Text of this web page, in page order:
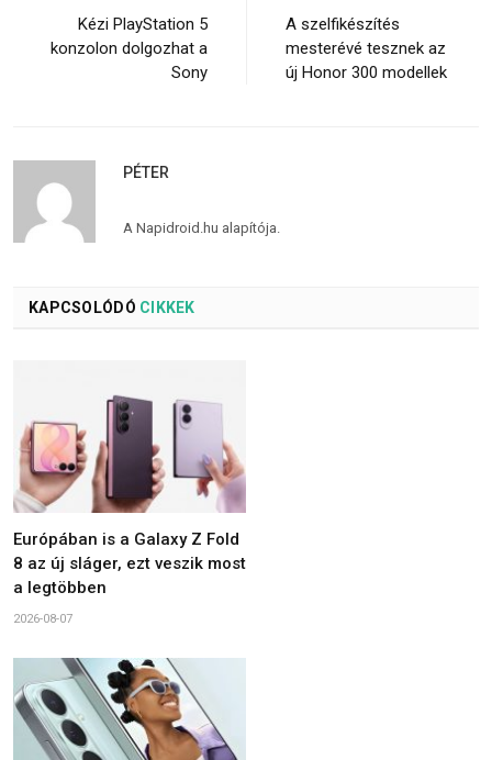
Kézi PlayStation 5
konzolon dolgozhat a
Sony
A szelfikészítés
mesterévé tesznek az
új Honor 300 modellek
PÉTER
A Napidroid.hu alapítója.
KAPCSOLÓDÓ CIKKEK
Európában is a Galaxy Z Fold
8 az új sláger, ezt veszik most
a legtöbben
2026-08-07